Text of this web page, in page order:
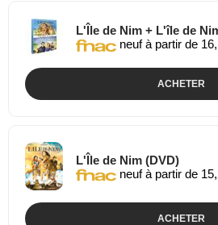
L'Île de Nim + L'île de
neuf à partir de
ACHETER
L'Île de Nim (DVD)
neuf à partir de
ACHETER